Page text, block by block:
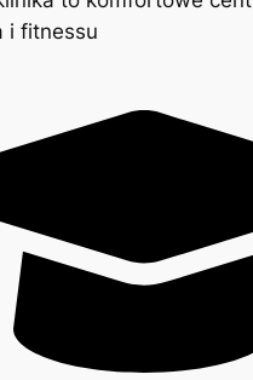
i fitnessu